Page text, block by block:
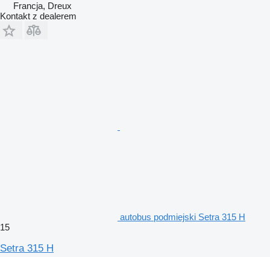
Francja, Dreux
Kontakt z dealerem
autobus podmiejski Setra 315 H
15
Setra 315 H